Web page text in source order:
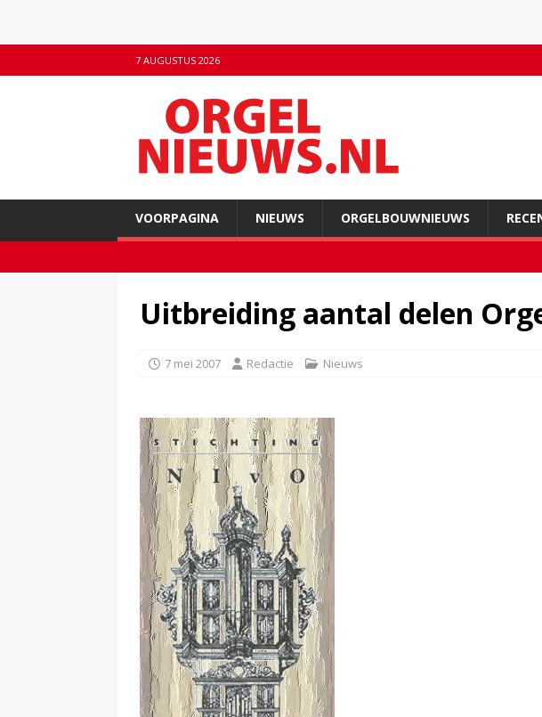
7 AUGUSTUS 2026
VOORPAGINA NIEUWS ORGELBOUWNIEUWS
Uitbreiding aantal delen
7 mei 2007 Redactie Nieuws